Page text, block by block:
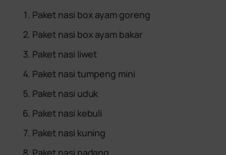
Paket nasi box ayam goreng
Paket nasi box ayam bakar
Paket nasi liwet
Paket nasi tumpeng mini
Paket nasi uduk
Paket nasi kebuli
Paket nasi kuning
Paket nasi padang